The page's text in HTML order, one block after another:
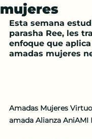
mujeres
Esta semana
parasha Ree, les
enfoque que
amadas mujeres
Amadas Mujeres
amada Alianza AniAMI